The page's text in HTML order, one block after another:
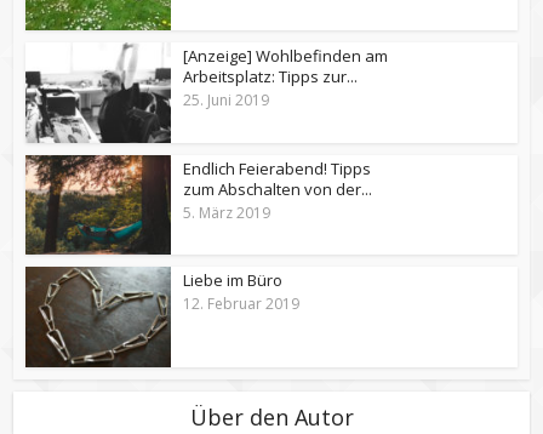
[Anzeige] Wohlbefinden am
Arbeitsplatz: Tipps zur...
25. Juni 2019
Endlich Feierabend! Tipps
zum Abschalten von der...
5. März 2019
Liebe im Büro
12. Februar 2019
Über den Autor